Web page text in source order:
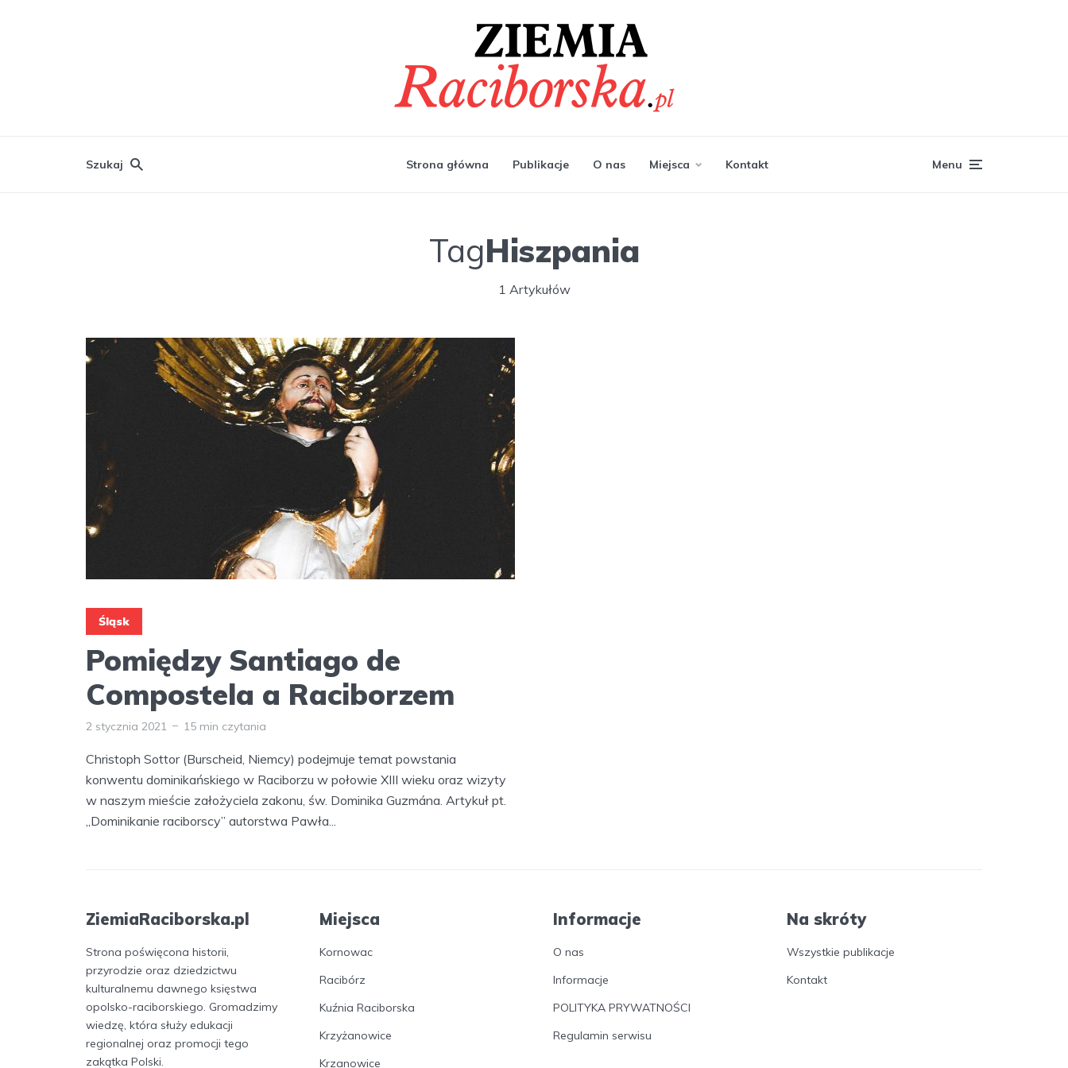
Szukaj Strona główna Publikacje O nas Miejsca Kontakt Menu
TagHiszpania
1 Artykułów
Śląsk
Pomiędzy Santiago de
Compostela a Raciborzem
2 stycznia 2021 15 min czytania
Christoph Sottor (Burscheid, Niemcy) podejmuje temat powstania
konwentu dominikańskiego w Raciborzu w połowie XIII wieku oraz wizyty
w naszym mieście założyciela zakonu, św. Dominika Guzmána. Artykuł pt.
„Dominikanie raciborscy” autorstwa Pawła...
ZiemiaRaciborska.pl
Strona poświęcona historii,
przyrodzie oraz dziedzictwu
kulturalnemu dawnego księstwa
opolsko-raciborskiego. Gromadzimy
wiedzę, która służy edukacji
regionalnej oraz promocji tego
zakątka Polski.
Miejsca
Kornowac
Racibórz
Kuźnia Raciborska
Krzyżanowice
Krzanowice
Informacje
O nas
Informacje
POLITYKA PRYWATNOŚCI
Regulamin serwisu
Na skróty
Wszystkie publikacje
Kontakt